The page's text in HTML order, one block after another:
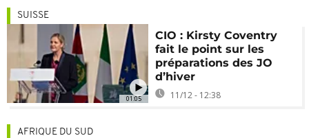
01:05
SUISSE
CIO : Kirsty Coventry
fait le point sur les
préparations des JO
d’hiver
11/12 - 12:38
AFRIQUE DU SUD